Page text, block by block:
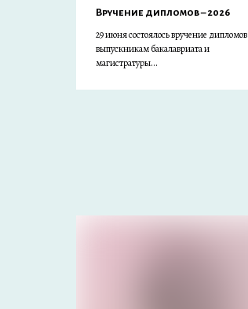
Вручение дипломов – 2026
29 июня состоялось вручение дипломов
выпускникам бакалавриата и
магистратуры...